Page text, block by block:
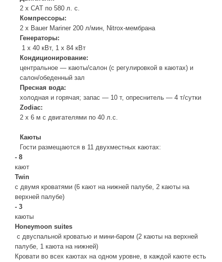
2 x CAT по 580 л. с.
Компрессоры:
2 x Bauer Mariner 200 л/мин, Nitrox-мембрана
Генераторы:
1 x 40 кВт, 1 х 84 кВт
Кондиционирование:
центральное — каюты/салон (с регулировкой в каютах) и
салон/обеденный зал
Пресная вода:
холодная и горячая; запас — 10 т, опреснитель — 4 т/сутки
Zodiac:
2 х 6 м с двигателями по 40 л.с.
Каюты
Гости размещаются в 11 двухместных каютах:
- 8
кают
Twin
с двумя кроватями (6 кают на нижней палубе, 2 каюты на
верхней палубе)
- 3
каюты
Honeymoon suites
с двуспальной кроватью и мини-баром (2 каюты на верхней
палубе, 1 каюта на нижней)
Кровати во всех каютах на одном уровне, в каждой каюте есть